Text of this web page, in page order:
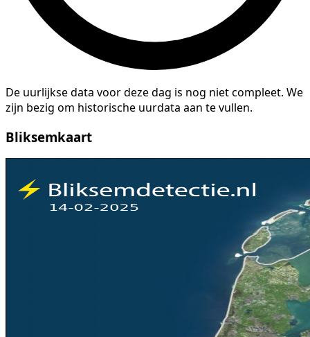
De uurlijkse data voor deze dag is nog niet compleet. We
zijn bezig om historische uurdata aan te vullen.
Bliksemkaart